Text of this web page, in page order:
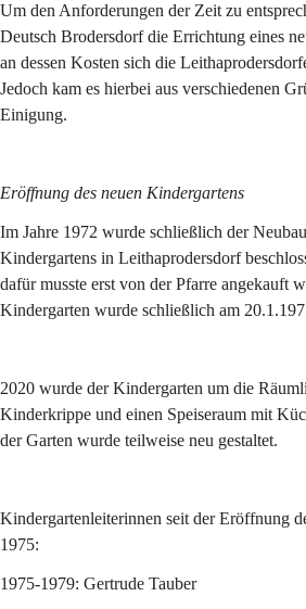
Um den Anforderungen der Zeit zu
Deutsch Brodersdorf die Errichtung eines
an dessen Kosten sich die
Jedoch kam es hierbei aus verschiedenen
Einigung.
Eröffnung des neuen Kindergartens
Im Jahre 1972 wurde schließlich der
Kindergartens in Leithaprodersdorf
dafür musste erst von der Pfarre angekauft
Kindergarten wurde schließlich am
2020 wurde der Kindergarten um die
Kinderkrippe und einen Speiseraum mit
der Garten wurde teilweise neu gestaltet.
Kindergartenleiterinnen seit der Eröffnung
1975:
1975-1979: Gertrude Tauber